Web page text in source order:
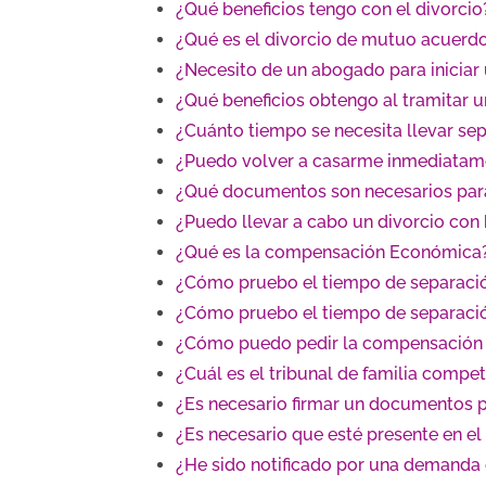
¿Qué beneficios tengo con el
¿Qué es el divorcio de mutuo
¿Necesito de un abogado para
¿Qué beneficios obtengo al tramitar
¿Cuánto tiempo se necesita llevar
¿Puedo volver a casarme
¿Qué documentos son necesarios
¿Puedo llevar a cabo un divorcio con
¿Qué es la compensación
¿Cómo pruebo el tiempo de
¿Cómo pruebo el tiempo de
¿Cómo puedo pedir la
¿Cuál es el tribunal de familia
¿Es necesario firmar un documentos
¿Es necesario que esté presente en
¿He sido notificado por una